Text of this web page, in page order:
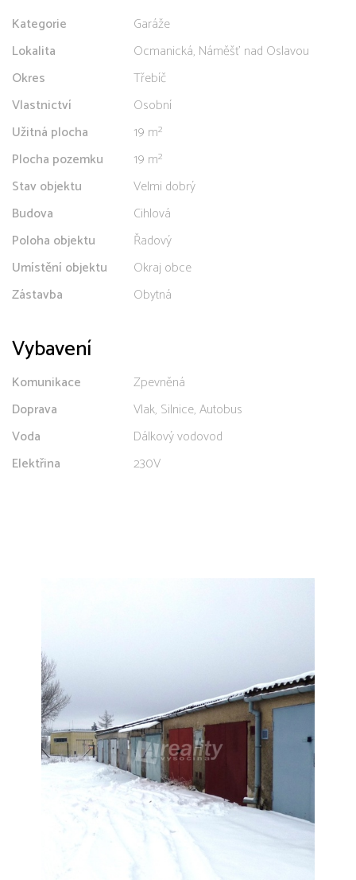
Kategorie
Garáže
Lokalita
Ocmanická, Náměšť nad Oslavou
Okres
Třebíč
Vlastnictví
Osobní
Užitná plocha
19 m²
Plocha pozemku
19 m²
Stav objektu
Velmi dobrý
Budova
Cihlová
Poloha objektu
Řadový
Umístění objektu
Okraj obce
Zástavba
Obytná
Vybavení
Komunikace
Zpevněná
Doprava
Vlak, Silnice, Autobus
Voda
Dálkový vodovod
Elektřina
230V